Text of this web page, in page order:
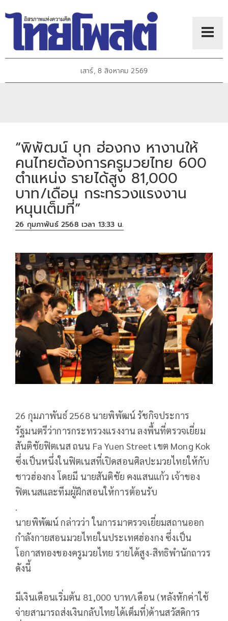
เสาร์, 8 สิงหาคม 2569
“พิพัฒน์ บุก ฮ่องกง หางานให้
คนไทยต้องการครูมวยไทย 600
ตำแหน่ง รายได้สูง 81,000
บาท/เดือน กระทรวงแรงงาน
หนุนเต็มที่”
26 กุมภาพันธ์ 2568 เวลา 13:33 น.
26 กุมภาพันธ์ 2568 นายพิพัฒน์ รัชกิจประการ
รัฐมนตรีว่าการกระทรวงแรงงาน ลงพื้นที่ตรวจเยี่ยม
สันติชัยฟิตเนส ถนน Fa Yuen Street เขต Mong Kok
ซึ่งเป็นหนึ่งในฟิตเนสที่เปิดสอนศิลปะมวยไทยให้กับ
ชาวฮ่องกง โดยมี นายสันติชัย คงแสนแก้ว เจ้าของ
ฟิตเนสและทีมผู้ฝึกสอนให้การต้อนรับ
.
นายพิพัฒน์ กล่าวว่า ในการมาตรวจเยี่ยมสถานออก
กำลังกายสอนมวยไทยในประเทศฮ่องกง ซึ่งเป็น
โอกาสทองของครูมวยไทย รายได้สูง-สิทธิพำนักถาวร
ดังนี้
มีเงินเดือนเริ่มต้น 81,000 บาท/เดือน (หลังหักค่าใช้
จ่ายสามารถส่งเงินกลับไทยได้เต็มที่)ด้านสวัสดิการ